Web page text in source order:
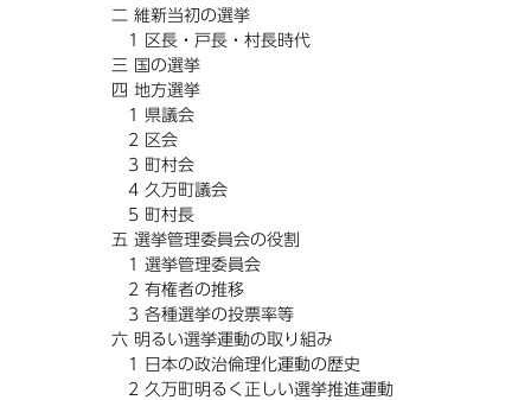
二 維新当初の選挙
1 区長・戸長・村長時代
三 国の選挙
四 地方選挙
1 県議会
2 区会
3 町村会
4 久万町議会
5 町村長
五 選挙管理委員会の役割
1 選挙管理委員会
2 有権者の推移
3 各種選挙の投票率等
六 明るい選挙運動の取り組み
1 日本の政治倫理化運動の歴史
2 久万町明るく正しい選挙推進運動